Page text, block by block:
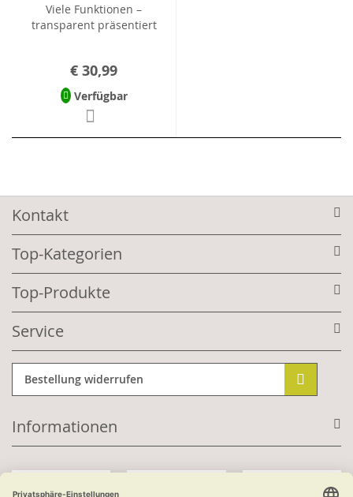
Viele Funktionen –
transparent präsentiert
€ 30,99
Verfügbar
Kontakt
Top-Kategorien
Top-Produkte
Service
Bestellung widerrufen
Informationen